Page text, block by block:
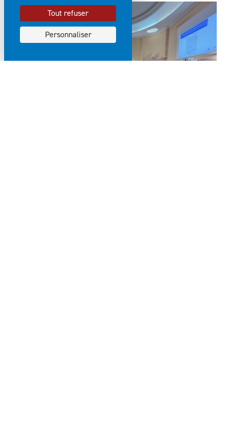
Tout refuser
Personnaliser